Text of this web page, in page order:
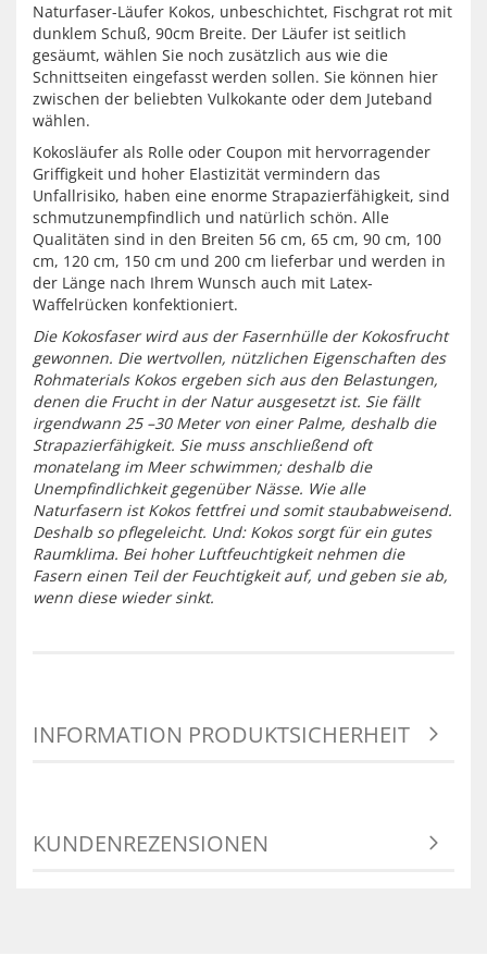
Naturfaser-Läufer Kokos, unbeschichtet, Fischgrat rot mit
dunklem Schuß, 90cm Breite. Der Läufer ist seitlich
gesäumt, wählen Sie noch zusätzlich aus wie die
Schnittseiten eingefasst werden sollen. Sie können hier
zwischen der beliebten Vulkokante oder dem Juteband
wählen.
Kokosläufer als Rolle oder Coupon mit hervorragender
Griffigkeit und hoher Elastizität vermindern das
Unfallrisiko, haben eine enorme Strapazierfähigkeit, sind
schmutzunempfindlich und natürlich schön. Alle
Qualitäten sind in den Breiten 56 cm, 65 cm, 90 cm, 100
cm, 120 cm, 150 cm und 200 cm lieferbar und werden in
der Länge nach Ihrem Wunsch auch mit Latex-
Waffelrücken konfektioniert.
Die Kokosfaser wird aus der Fasernhülle der Kokosfrucht
gewonnen. Die wertvollen, nützlichen Eigenschaften des
Rohmaterials Kokos ergeben sich aus den Belastungen,
denen die Frucht in der Natur ausgesetzt ist. Sie fällt
irgendwann 25 –30 Meter von einer Palme, deshalb die
Strapazierfähigkeit. Sie muss anschließend oft
monatelang im Meer schwimmen; deshalb die
Unempfindlichkeit gegenüber Nässe. Wie alle
Naturfasern ist Kokos fettfrei und somit staubabweisend.
Deshalb so pflegeleicht. Und: Kokos sorgt für ein gutes
Raumklima. Bei hoher Luftfeuchtigkeit nehmen die
Fasern einen Teil der Feuchtigkeit auf, und geben sie ab,
wenn diese wieder sinkt.
INFORMATION PRODUKTSICHERHEIT
KUNDENREZENSIONEN